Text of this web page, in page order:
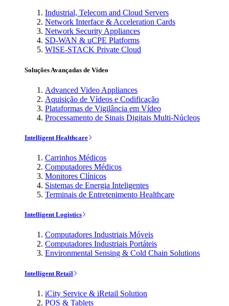
Industrial, Telecom and Cloud Servers
Network Interface & Acceleration Cards
Network Security Appliances
SD-WAN & uCPE Platforms
WISE-STACK Private Cloud
Soluções Avançadas de Vídeo
Advanced Video Appliances
Aquisição de Vídeos e Codificação
Plataformas de Vigilância em Vídeo
Processamento de Sinais Digitais Multi-Núcleos
Intelligent Healthcare
Carrinhos Médicos
Computadores Médicos
Monitores Clínicos
Sistemas de Energia Inteligentes
Terminais de Entretenimento Healthcare
Intelligent Logistics
Computadores Industriais Móveis
Computadores Industriais Portáteis
Environmental Sensing & Cold Chain Solutions
Intelligent Retail
iCity Service & iRetail Solution
POS & Tablets